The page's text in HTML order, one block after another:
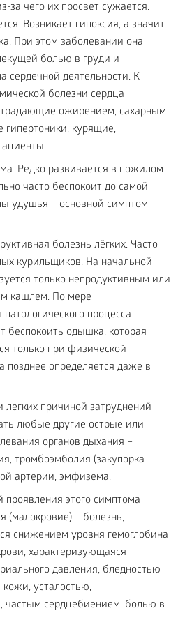
за чего их просвет сужается.
Возникает гипоксия, а значит,
При этом заболевании она
болью в груди и
сердечной деятельности. К
болезни сердца
ожирением, сахарным
гипертоники, курящие,
Редко развивается в пожилом
часто беспокоит до самой
удушья – основной симптом
болезнь лёгких. Часто
курильщиков. На начальной
только непродуктивным или
кашлем. По мере
процесса
беспокоить одышка, которая
только при физической
позднее определяется даже в
легких причиной затруднений
любые другие острые или
органов дыхания –
тромбоэмболия (закупорка
артерии, эмфизема.
проявления этого симптома
(малокровие) – болезнь,
снижением уровня гемоглобина
характеризующаяся
давления, бледностью
усталостью,
частым сердцебиением, болью в